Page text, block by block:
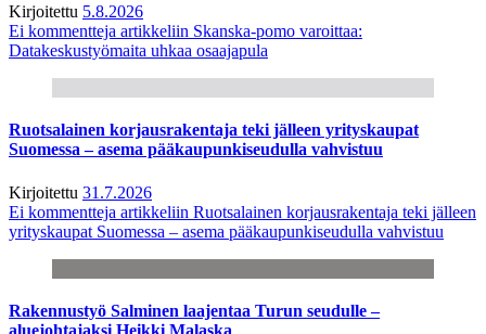
Kirjoitettu 5.8.2026
Ei kommentteja artikkeliin Skanska-pomo varoittaa:
Datakeskustyömaita uhkaa osaajapula
Ruotsalainen korjausrakentaja teki jälleen yrityskaupat
Suomessa – asema pääkaupunkiseudulla vahvistuu
Kirjoitettu 31.7.2026
Ei kommentteja artikkeliin Ruotsalainen korjausrakentaja teki jälleen
yrityskaupat Suomessa – asema pääkaupunkiseudulla vahvistuu
Rakennustyö Salminen laajentaa Turun seudulle –
aluejohtajaksi Heikki Malaska